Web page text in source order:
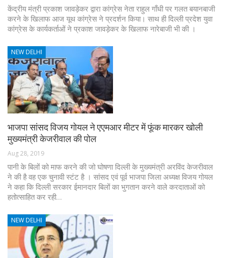
केंद्रीय मंत्री प्रकाश जावड़ेकर द्वारा कांग्रेस नेता राहुल गाँधी पर गलत बयानबाजी
करने के खिलाफ आज यूथ कांग्रेस ने प्रदर्शन किया। साथ ही दिल्ली प्रदेश युवा
कांग्रेस के कार्यकर्ताओं ने प्रकाश जावड़ेकर के खिलाफ नारेबाजी भी की ।
NEW DELHI
भाजपा सांसद विजय गोयल ने एएमआर मीटर में फूंक मारकर खोली
मुख्यमंत्री केजरीवाल की पोल
Aug 28, 2019
पानी के बिलों को माफ करने की जो घोषणा दिल्ली के मुख्यमंत्री अरविंद केजरीवाल
ने की है वह एक चुनावी स्टंट है । सांसद एवं पूर्व भाजपा जिला अध्यक्ष विजय गोयल
ने कहा कि दिल्ली सरकार ईमानदार बिलों का भुगतान करने वाले करदाताओं को
हतोत्साहित कर रही…
NEW DELHI